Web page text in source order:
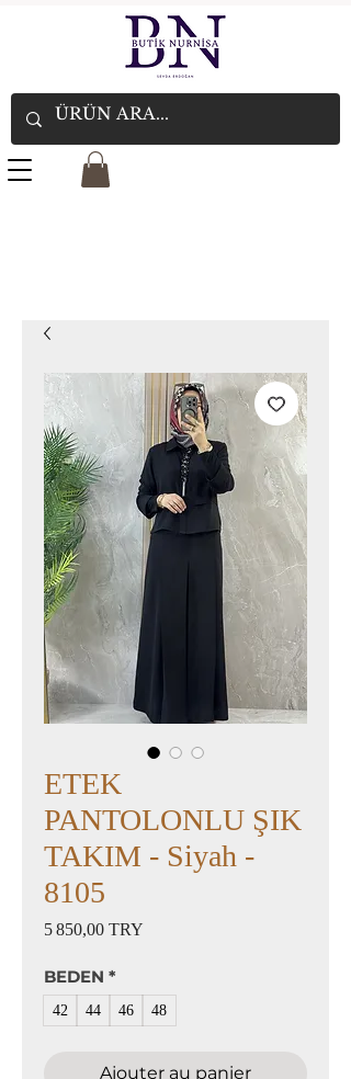
ETEK
PANTOLONLU ŞIK
TAKIM - Siyah -
8105
5 850,00 TRY
BEDEN *
42 44 46 48
Ajouter au panier